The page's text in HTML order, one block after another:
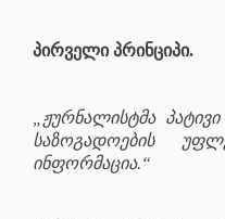
პირველი პრინციპი.
„ჟურნალისტმა
საზოგადოების
ინფორმაცია.“